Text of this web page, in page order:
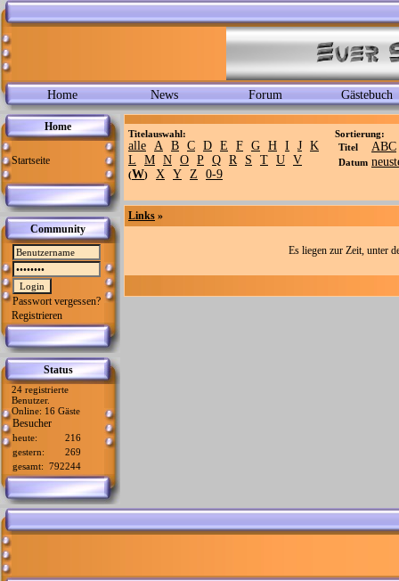
Home News Forum Gästebuch
Home
Startseite
Community
Passwort vergessen?
Registrieren
Status
24 registrierte
Benutzer.
Online: 16 Gäste
Besucher
heute:
216
gestern:
269
gesamt: 792244
Titelauswahl:
alle A B C D E F G H I J K
L
M N O P Q R S T U V
(W) X Y Z 0-9
Sortierung:
Titel
ABC
Datum
Links »
Es liegen zur Zeit, unter